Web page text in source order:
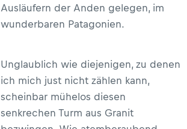
Ausläufern der Anden gelegen, im
wunderbaren Patagonien.
Unglaublich wie diejenigen, zu denen
ich mich just nicht zählen kann,
scheinbar mühelos diesen
senkrechen Turm aus Granit